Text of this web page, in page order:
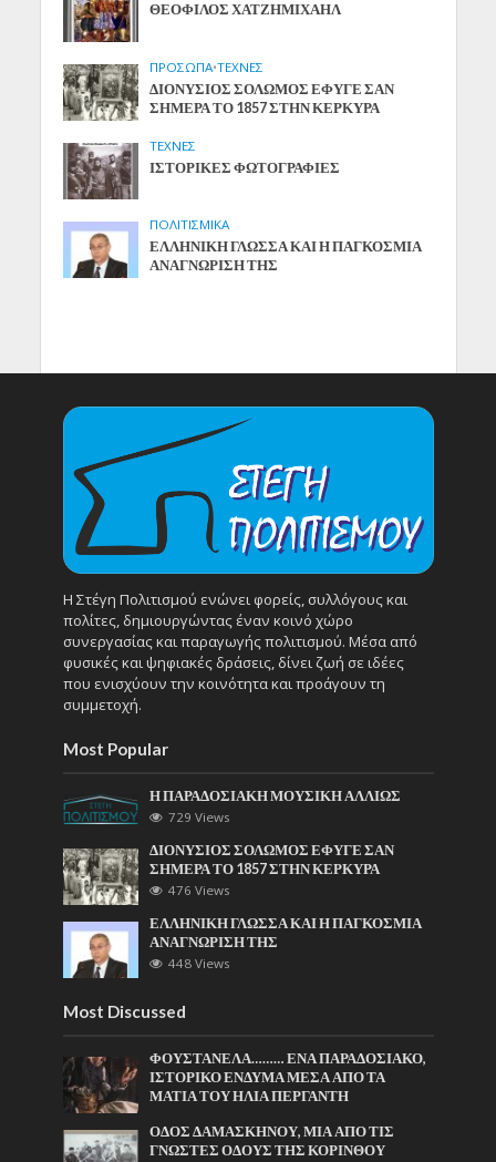
ΘΕΟΦΙΛΟΣ ΧΑΤΖΗΜΙΧΑΗΛ
ΠΡΟΣΩΠΑ•ΤΕΧΝΕΣ
ΔΙΟΝΥΣΙΟΣ ΣΟΛΩΜΟΣ ΕΦΥΓΕ ΣΑΝ
ΣΗΜΕΡΑ ΤΟ 1857 ΣΤΗΝ ΚΕΡΚΥΡΑ
ΤΕΧΝΕΣ
ΙΣΤΟΡΙΚΕΣ ΦΩΤΟΓΡΑΦΙΕΣ
ΠΟΛΙΤΙΣΜΙΚΑ
ΕΛΛΗΝΙΚΗ ΓΛΩΣΣΑ ΚΑΙ Η ΠΑΓΚΟΣΜΙΑ
ΑΝΑΓΝΩΡΙΣΗ ΤΗΣ
Η Στέγη Πολιτισμού ενώνει φορείς, συλλόγους και
πολίτες, δημιουργώντας έναν κοινό χώρο
συνεργασίας και παραγωγής πολιτισμού. Μέσα από
φυσικές και ψηφιακές δράσεις, δίνει ζωή σε ιδέες
που ενισχύουν την κοινότητα και προάγουν τη
συμμετοχή.
Most Popular
Η ΠΑΡΑΔΟΣΙΑΚΗ ΜΟΥΣΙΚΗ ΑΛΛΙΩΣ
729 Views
ΔΙΟΝΥΣΙΟΣ ΣΟΛΩΜΟΣ ΕΦΥΓΕ ΣΑΝ
ΣΗΜΕΡΑ ΤΟ 1857 ΣΤΗΝ ΚΕΡΚΥΡΑ
476 Views
ΕΛΛΗΝΙΚΗ ΓΛΩΣΣΑ ΚΑΙ Η ΠΑΓΚΟΣΜΙΑ
ΑΝΑΓΝΩΡΙΣΗ ΤΗΣ
448 Views
Most Discussed
ΦΟΥΣΤΑΝΕΛΑ……… ΕΝΑ ΠΑΡΑΔΟΣΙΑΚΟ,
ΙΣΤΟΡΙΚΟ ΕΝΔΥΜΑ ΜΕΣΑ ΑΠΟ ΤΑ
ΜΑΤΙΑ ΤΟΥ ΗΛΙΑ ΠΕΡΓΑΝΤΗ
ΟΔΟΣ ΔΑΜΑΣΚΗΝΟΥ, ΜΙΑ ΑΠΟ ΤΙΣ
ΓΝΩΣΤΕΣ ΟΔΟΥΣ ΤΗΣ ΚΟΡΙΝΘΟΥ